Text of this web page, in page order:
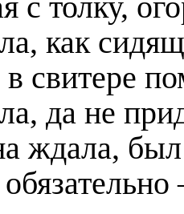
с толку,
как
в свитере
да не
ждала,